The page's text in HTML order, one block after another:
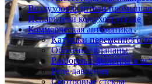
Воздухоохладители
Испарители кожухотрубные
Коммерческая автоматика
Катушки переменного
Обратные клапаны
Разборные фильтры и
Реле давления
Смотровые стекла